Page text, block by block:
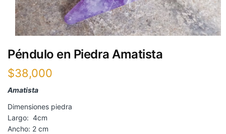
Péndulo en Piedra Amatista
$38,000
Amatista
Dimensiones piedra
Largo: 4cm
Ancho: 2 cm